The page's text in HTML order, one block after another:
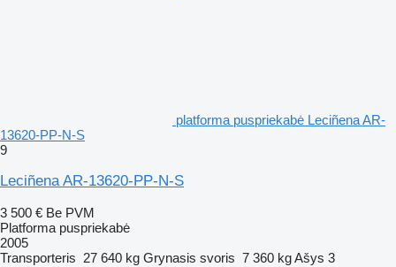
platforma puspriekabė Leciñena AR-
13620-PP-N-S
9
Leciñena AR-13620-PP-N-S
3 500 € Be PVM
Platforma puspriekabė
2005
Transporteris 27 640 kg Grynasis svoris 7 360 kgAšys 3